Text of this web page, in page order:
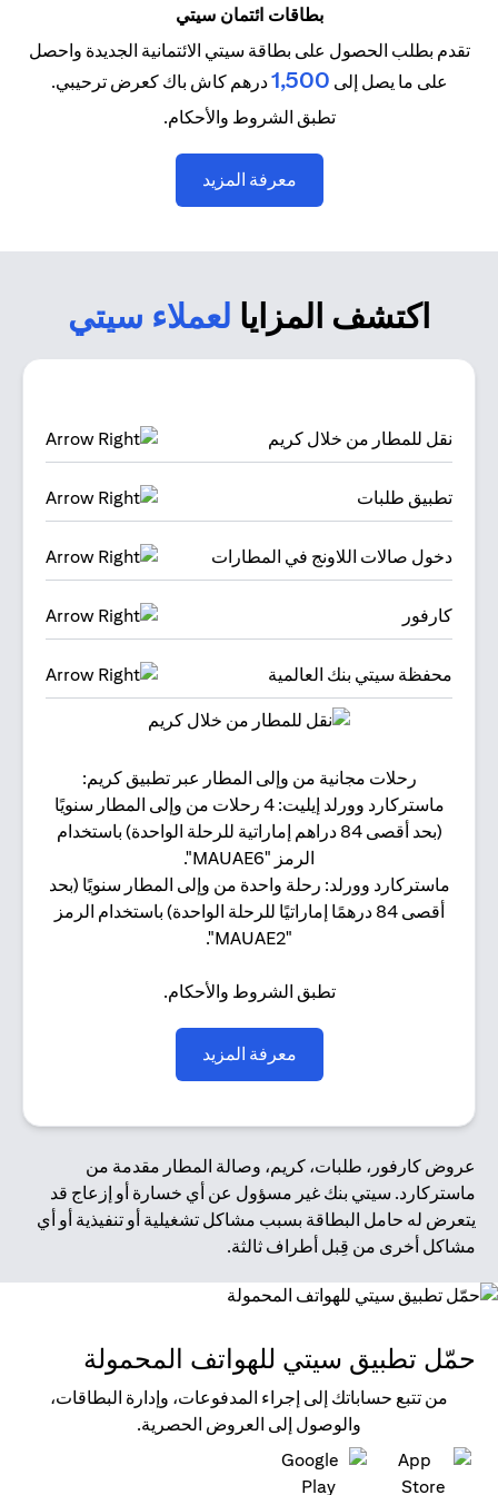
بطاقات ائتمان سيتي
تقدم بطلب الحصول على بطاقة سيتي الائتمانية الجديدة واحصل
على ما يصل إلى 1,500درهم كاش باك كعرض ترحيبي.
تطبق الشروط والأحكام.
معرفة المزيد
اكتشف المزايا لعملاء سيتي
نقل للمطار من خلال كريم
تطبيق طلبات
دخول صالات اللاونج في المطارات
كارفور
محفظة سيتي بنك العالمية
رحلات مجانية من وإلى المطار عبر تطبيق كريم:
ماستركارد وورلد إيليت: 4 رحلات من وإلى المطار سنويًا
(بحد أقصى 84 دراهم إماراتية للرحلة الواحدة) باستخدام
الرمز "MAUAE6".
ماستركارد وورلد: رحلة واحدة من وإلى المطار سنويًا (بحد
أقصى 84 درهمًا إماراتيًا للرحلة الواحدة) باستخدام الرمز
"MAUAE2".
تطبق الشروط والأحكام.
معرفة المزيد
عروض كارفور، طلبات، كريم، وصالة المطار مقدمة من
ماستركارد. سيتي بنك غير مسؤول عن أي خسارة أو إزعاج قد
يتعرض له حامل البطاقة بسبب مشاكل تشغيلية أو تنفيذية أو أي
مشاكل أخرى من قِبل أطراف ثالثة.
حمّل تطبيق سيتي للهواتف المحمولة
من تتبع حساباتك إلى إجراء المدفوعات، وإدارة البطاقات،
والوصول إلى العروض الحصرية.